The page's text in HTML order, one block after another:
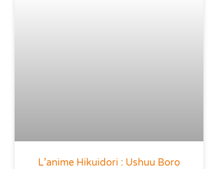
L’anime Hikuidori : Ushuu Boro